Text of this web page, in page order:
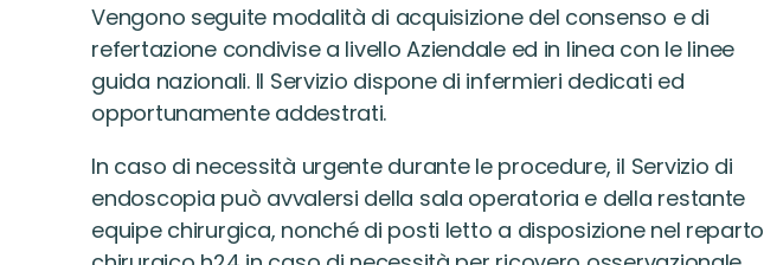
Vengono seguite modalità di acquisizione del consenso e di
refertazione condivise a livello Aziendale ed in linea con le linee
guida nazionali. Il Servizio dispone di infermieri dedicati ed
opportunamente addestrati.
In caso di necessità urgente durante le procedure, il Servizio di
endoscopia può avvalersi della sala operatoria e della restante
equipe chirurgica, nonché di posti letto a disposizione nel reparto